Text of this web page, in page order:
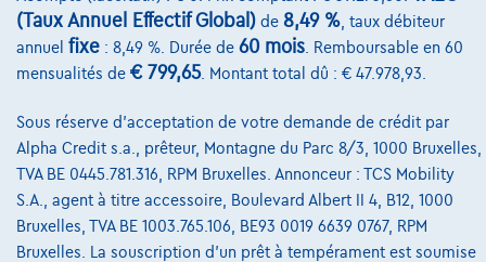
(Taux Annuel Effectif Global) de 8,49 % , taux débiteur
annuel fixe : 8,49 %. Durée de 60 mois . Remboursable en 60
mensualités de € 799,65. Montant total dû : € 47.978,93.
Sous réserve d'acceptation de votre demande de crédit par
Alpha Credit s.a., prêteur, Montagne du Parc 8/3, 1000 Bruxelles,
TVA BE 0445.781.316, RPM Bruxelles. Annonceur : TCS Mobility
S.A., agent à titre accessoire, Boulevard Albert II 4, B12, 1000
Bruxelles, TVA BE 1003.765.106, BE93 0019 6639 0767, RPM
Bruxelles. La souscription d'un prêt à tempérament est soumise
Nos dealers
Nos partenaires
Contact
@2024 TCS Mobility SA/NV Copyright